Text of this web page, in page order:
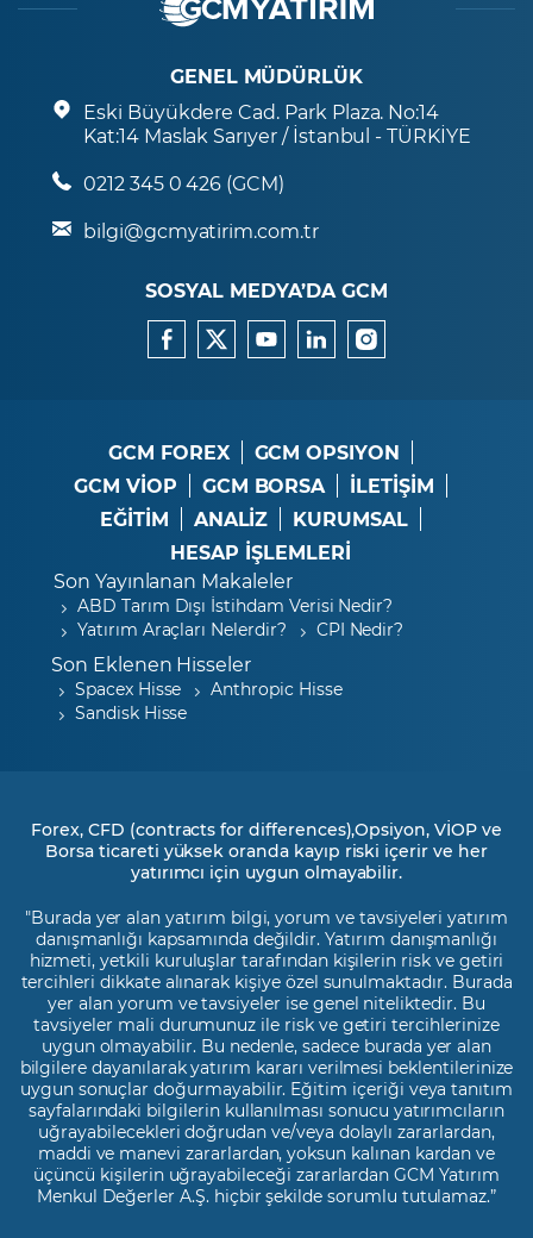
GENEL MÜDÜRLÜK
Eski Büyükdere Cad. Park Plaza. No:14
Kat:14 Maslak Sarıyer / İstanbul - TÜRKİYE
0212 345 0 426 (GCM)
bilgi@gcmyatirim.com.tr
SOSYAL MEDYA’DA GCM
GCM FOREX
GCM OPSIYON
GCM VİOP
GCM BORSA
İLETİŞİM
EĞİTİM
ANALİZ
KURUMSAL
HESAP İŞLEMLERİ
Son Yayınlanan Makaleler
ABD Tarım Dışı İstihdam Verisi Nedir?
Yatırım Araçları Nelerdir?
CPI Nedir?
Son Eklenen Hisseler
Spacex Hisse
Anthropic Hisse
Sandisk Hisse
Forex, CFD (contracts for differences),Opsiyon, VİOP ve
Borsa ticareti yüksek oranda kayıp riski içerir ve her
yatırımcı için uygun olmayabilir.
"Burada yer alan yatırım bilgi, yorum ve tavsiyeleri yatırım
danışmanlığı kapsamında değildir. Yatırım danışmanlığı
hizmeti, yetkili kuruluşlar tarafından kişilerin risk ve getiri
tercihleri dikkate alınarak kişiye özel sunulmaktadır. Burada
yer alan yorum ve tavsiyeler ise genel niteliktedir. Bu
tavsiyeler mali durumunuz ile risk ve getiri tercihlerinize
uygun olmayabilir. Bu nedenle, sadece burada yer alan
bilgilere dayanılarak yatırım kararı verilmesi beklentilerinize
uygun sonuçlar doğurmayabilir. Eğitim içeriği veya tanıtım
sayfalarındaki bilgilerin kullanılması sonucu yatırımcıların
uğrayabilecekleri doğrudan ve/veya dolaylı zararlardan,
maddi ve manevi zararlardan, yoksun kalınan kardan ve
üçüncü kişilerin uğrayabileceği zararlardan GCM Yatırım
Menkul Değerler A.Ş. hiçbir şekilde sorumlu tutulamaz.”